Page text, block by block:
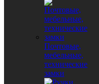
Почтовые,
мебельные,
технические
замки